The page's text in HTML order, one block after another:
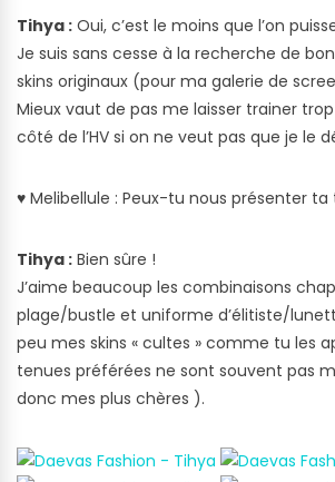
Tihya : Oui, c’est le moins que l’on
Je suis sans cesse à la recherche de
skins originaux (pour ma galerie de
Mieux vaut de pas me laisser trainer
côté de l’HV si on ne veut pas que je le
♥ Melibellule : Peux-tu nous présenter
Tihya : Bien sûre !
J’aime beaucoup les combinaisons
plage/bustle et uniforme d’élitiste/
peu mes skins « cultes » comme tu les
tenues préférées ne sont souvent pas
donc mes plus chères ).